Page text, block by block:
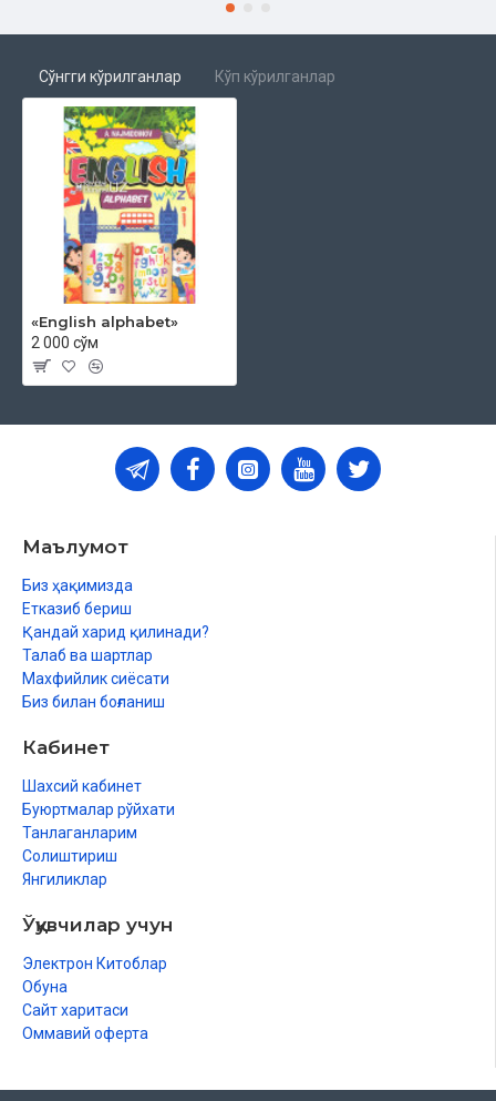
Сўнгги кўрилганлар Кўп кўрилганлар
«English alphabet»
2 000 сўм
Маълумот
Биз ҳақимизда
Етказиб бериш
Қандай харид қилинади?
Талаб ва шартлар
Махфийлик сиёсати
Биз билан боғланиш
Кабинет
Шахсий кабинет
Буюртмалар рўйхати
Танлаганларим
Солиштириш
Янгиликлар
Ўқувчилар учун
Электрон Китоблар
Обуна
Сайт харитаси
Оммавий оферта